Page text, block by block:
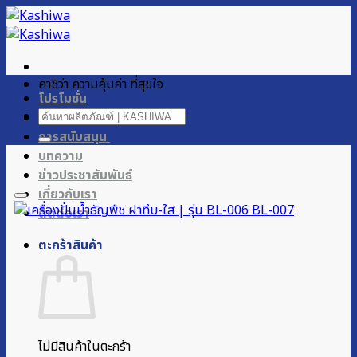
ข้าม
ไป
เนื้อหา
โปรโมชั่น
ผลิตภัณฑ์ของเรา
การสนับสนุน
บทความ
ข่าวประชาสัมพันธ์
เกี่ยวกับเรา
ติดต่อเรา
ตะกร้าสินค้า
ไม่มีสินค้าในตะกร้า
คาชิว่า ความคุ้มค่า ที่สุขใจ
ค้นหา: